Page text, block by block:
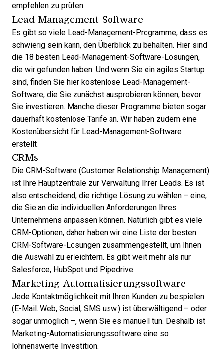
empfehlen zu prüfen.
Lead-Management-Software
Es gibt so viele Lead-Management-Programme, dass es
schwierig sein kann, den Überblick zu behalten. Hier sind
die 18 besten Lead-Management-Software-Lösungen,
die wir gefunden haben. Und wenn Sie ein agiles Startup
sind, finden Sie hier kostenlose Lead-Management-
Software, die Sie zunächst ausprobieren können, bevor
Sie investieren. Manche dieser Programme bieten sogar
dauerhaft kostenlose Tarife an. Wir haben zudem eine
Kostenübersicht für Lead-Management-Software
erstellt.
CRMs
Die CRM-Software (Customer Relationship Management)
ist Ihre Hauptzentrale zur Verwaltung Ihrer Leads. Es ist
also entscheidend, die richtige Lösung zu wählen – eine,
die Sie an die individuellen Anforderungen Ihres
Unternehmens anpassen können. Natürlich gibt es viele
CRM-Optionen, daher haben wir eine Liste der besten
CRM-Software-Lösungen zusammengestellt, um Ihnen
die Auswahl zu erleichtern. Es gibt weit mehr als nur
Salesforce, HubSpot und Pipedrive.
Marketing-Automatisierungssoftware
Jede Kontaktmöglichkeit mit Ihren Kunden zu bespielen
(E-Mail, Web, Social, SMS usw.) ist überwältigend – oder
sogar unmöglich –, wenn Sie es manuell tun. Deshalb ist
Marketing-Automatisierungssoftware eine so
lohnenswerte Investition.